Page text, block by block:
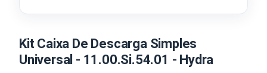
Kit Caixa De Descarga Simples
Universal - 11.00.Si.54.01 - Hydra